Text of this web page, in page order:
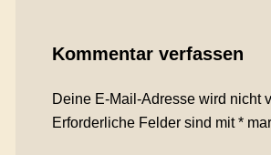
Kommentar verfassen
Deine E-Mail-Adresse wird nicht
Erforderliche Felder sind mit*